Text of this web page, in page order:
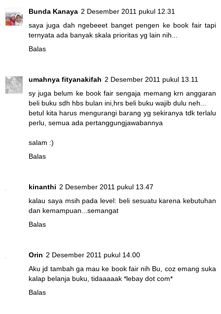
Bunda Kanaya 2 Desember 2011 pukul 12.31
saya juga dah ngebeeet banget pengen ke book fair tapi
ternyata ada banyak skala prioritas yg lain nih...
Balas
umahnya fityanakifah 2 Desember 2011 pukul 13.11
sy juga belum ke book fair sengaja memang krn anggaran
beli buku sdh hbs bulan ini,hrs beli buku wajib dulu neh...
betul kita harus mengurangi barang yg sekiranya tdk terlalu
perlu, semua ada pertanggungjawabannya
salam :)
Balas
kinanthi 2 Desember 2011 pukul 13.47
kalau saya msih pada level: beli sesuatu karena kebutuhan
dan kemampuan...semangat
Balas
Orin 2 Desember 2011 pukul 14.00
Aku jd tambah ga mau ke book fair nih Bu, coz emang suka
kalap belanja buku, tidaaaaak *lebay dot com*
Balas